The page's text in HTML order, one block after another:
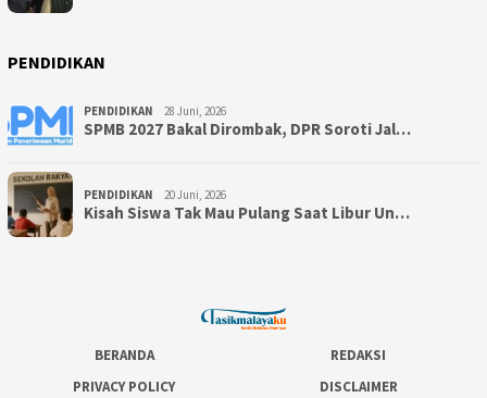
PENDIDIKAN
PENDIDIKAN 28 Juni, 2026
SPMB 2027 Bakal Dirombak, DPR Soroti Jal…
PENDIDIKAN 20 Juni, 2026
Kisah Siswa Tak Mau Pulang Saat Libur Un…
BERANDA
REDAKSI
PRIVACY POLICY
DISCLAIMER